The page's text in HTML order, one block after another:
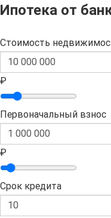
Ипотека от
Стоимость
₽
Первоначальный взнос
₽
Срок кредита